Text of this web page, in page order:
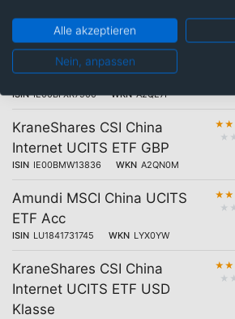
ISIN IE00BQT3WG13
KraneShares CSI China
Internet UCITS ETF EUR
ISIN IE00BFXR7900 WKN A2QE7P
KraneShares CSI China
Internet UCITS ETF GBP
ISIN IE00BMW13836 WKN A2QN0M
★ ★
★
Amundi MSCI China UCITS
ETF Acc
ISIN LU1841731745 WKN LYX0YW
★ ★
★
KraneShares CSI China
Internet UCITS ETF USD
Klasse
★ ★
★
Alle akzeptieren
Nein, anpassen